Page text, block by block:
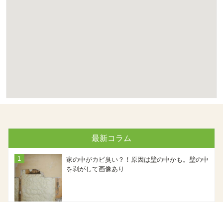
最新コラム
家の中がカビ臭い？！原因は壁の中かも。壁の中
を剥がして画像あり